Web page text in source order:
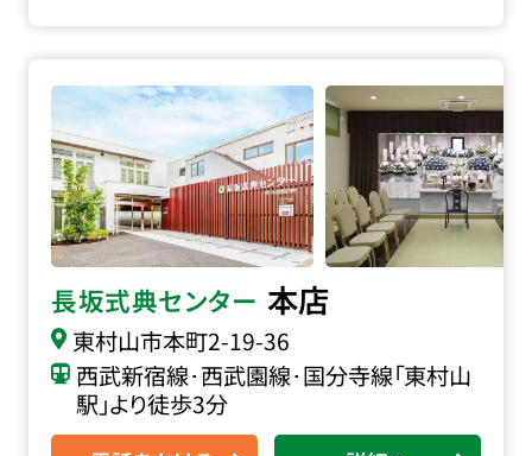
長坂式典センター 本店
東村山市本町2-19-36
西武新宿線･西武園線･国分寺線「東村山
駅」より徒歩3分